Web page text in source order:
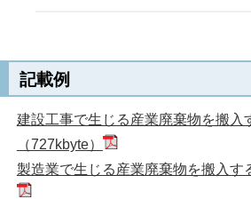
記載例
建設工事で生じる産業廃棄物を搬入
（727kbyte）
製造業で生じる産業廃棄物を搬入す